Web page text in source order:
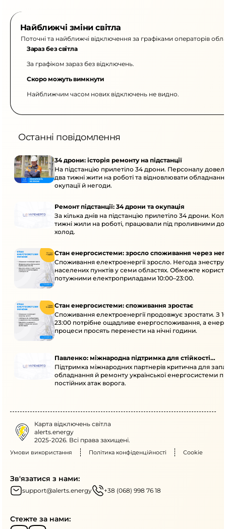
Найближчі зміни світла
Поточні та найближчі відключення за графіками операторів
Зараз без світла
За графіком зараз без відключень.
Скоро можуть вимкнути
Найближчим часом нових відключень не видно.
Останні повідомлення
34 дрони: історія ремонту на підстанції
На підстанцію прилетіло 34 дрони. Персоналу
два тижні жити на роботі та відновлювати
окупації й негоди.
Ремонт підстанції: 34 дрони та окупація
За кілька днів на підстанцію прилетіло 34 дрони.
тижні жили на роботі, працювали під проливними
холод.
Стан енергосистеми: зросло споживання через
Споживання електроенергії зросло. Негода
населених пунктів у семи областях. Обмежте
потужними електроприладами 10:00–23:00.
Стан енергосистеми: споживання зростає
Споживання електроенергії продовжує зростати. З
23:00 потрібне ощадливе енергоспоживання, а
процеси просять перенести на нічні години.
Павленко: міжнародна підтримка для стійкості
енергосистеми
Підтримка міжнародних партнерів критична для
обладнання й ремонту української енергосистеми
постійних атак ворога.
Карта відключень світла
alerts.energy
2025-2026. Всі права захищені.
Умови використання Політика конфіденційності Cookie
Зв'язатися з нами:
support@alerts.energy +38 (068) 998 76 18
Стежте за нами: